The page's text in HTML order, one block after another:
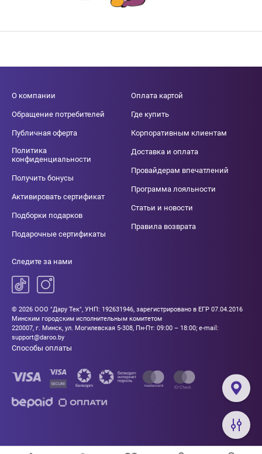
О компании
Обращение потребителей
Публичная оферта
Политика
конфиденциальности
Получить бонусы
Активировать сертификат
Подборки подарков
Подарочные сертификаты
Оплата картой
Где купить
Корпоративным клиентам
Доставка и оплата
Провайдерам впечатлений
Программа лояльности
Статьи и новости
Правила возврата
Следите за нами
© 2026 ООО "Дару Тек", УНП: 192631946, зарегистрировано в ЕГР 07.04.2016
Минским городским исполнительным комитетом
220007, г. Минск, ул. Могилевская 5-308, Пн-Пт: 09:00 – 18:00; e-mail:
support@daroo.by
Способы оплаты